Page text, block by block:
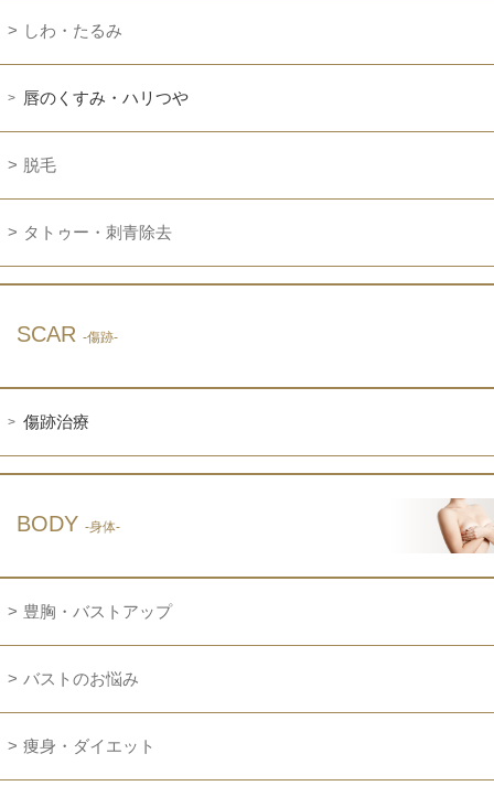
しわ・たるみ
唇のくすみ・ハリつや
脱毛
タトゥー・刺青除去
SCAR -傷跡-
傷跡治療
BODY -身体-
豊胸・バストアップ
バストのお悩み
痩身・ダイエット